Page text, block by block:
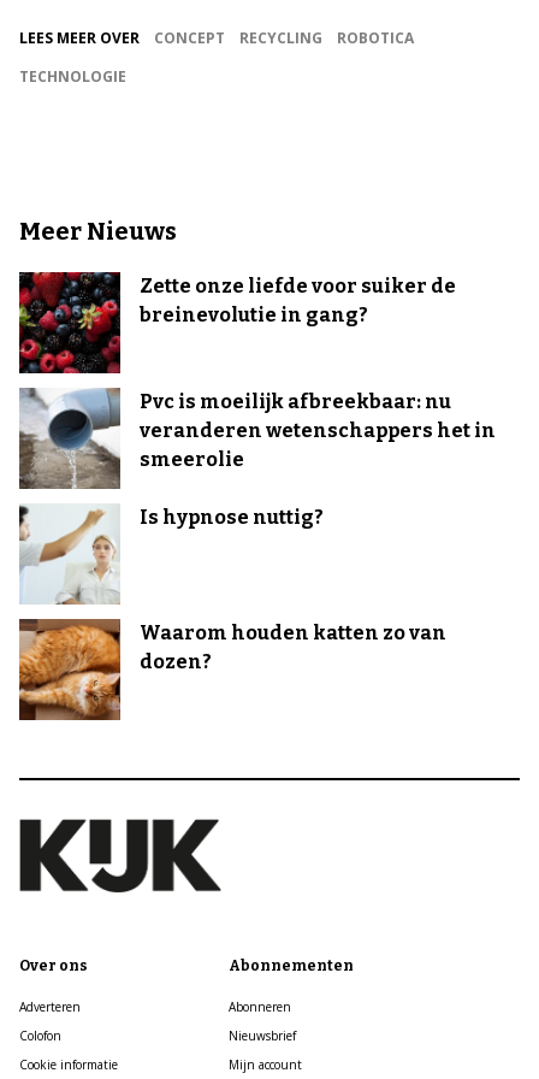
LEES MEER OVER CONCEPT RECYCLING
ROBOTICA
TECHNOLOGIE
Meer Nieuws
Zette onze liefde voor suiker de
breinevolutie in gang?
Pvc is moeilijk afbreekbaar: nu
veranderen wetenschappers het in
smeerolie
Is hypnose nuttig?
Waarom houden katten zo van
dozen?
Over ons
Adverteren
Colofon
Cookie informatie
Abonnementen
Abonneren
Nieuwsbrief
Mijn account